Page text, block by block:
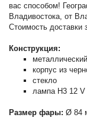
вас способом!
Владивостока, от
Стоимость доставки
Конструкция:
корпус из
стекло
лампа H3 12 V
Размер фары: Ø 84